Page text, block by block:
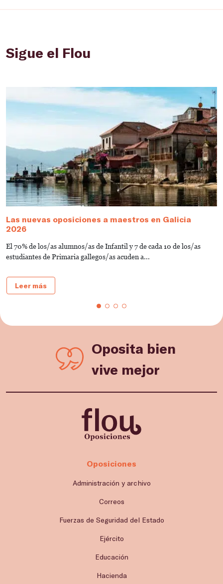
Sigue el Flou
Las nuevas oposiciones a maestros en Galicia
2026
El 70% de los/as alumnos/as de Infantil y 7 de cada 10 de los/as
estudiantes de Primaria gallegos/as acuden a...
Leer más
Oposita bien
vive mejor
Oposiciones
Administración y archivo
Correos
Fuerzas de Seguridad del Estado
Ejército
Educación
Hacienda